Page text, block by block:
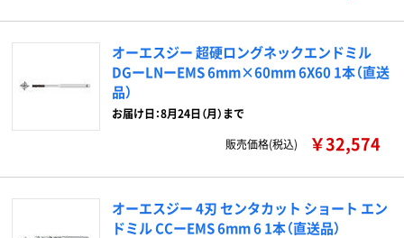
オーエスジー 超硬ロングネックエンドミル
DGーLNーEMS 6mm×60mm 6X60 1本（直送
品）
お届け日：8月24日（月）まで
販売価格(税込)
￥32,574
オーエスジー 4刃 センタカット ショート エン
ドミル CCーEMS 6mm 6 1本（直送品）